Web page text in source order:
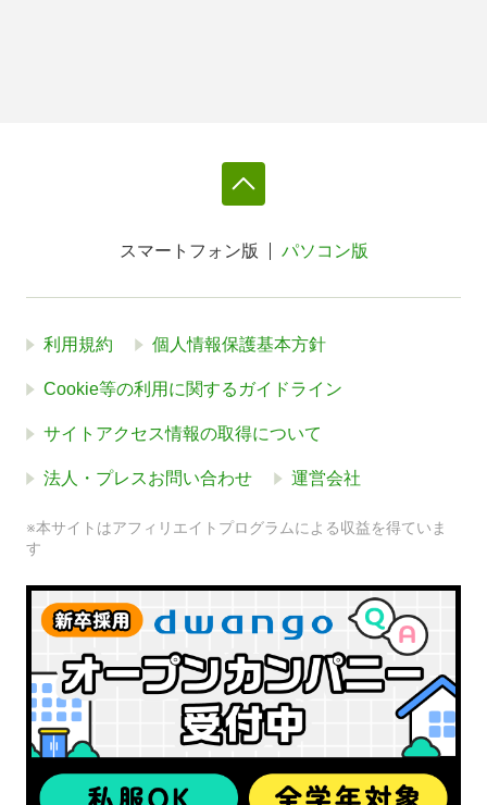
スマートフォン版 パソコン版
利用規約 個人情報保護基本方針
Cookie等の利用に関するガイドライン
サイトアクセス情報の取得について
法人・プレスお問い合わせ 運営会社
※本サイトはアフィリエイトプログラムによる収益を得ていま
す